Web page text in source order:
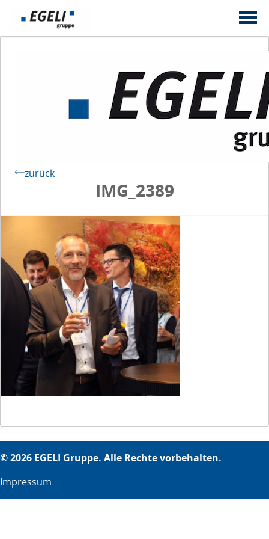
zurück
IMG_2389
© 2026 EGELI Gruppe. Alle Rechte vorbehalten.
Impressum